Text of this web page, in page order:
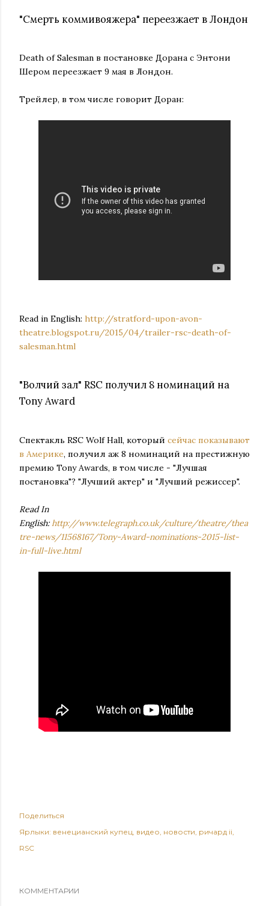
"Смерть коммивояжера" переезжает в Лондон
Death of Salesman в постановке Дорана с Энтони
Шером переезжает 9 мая в Лондон.
Трейлер, в том числе говорит Доран:
Read in English: http://stratford-upon-avon-
theatre.blogspot.ru/2015/04/trailer-rsc-death-of-
salesman.html
"Волчий зал" RSC получил 8 номинаций на
Tony Award
Спектакль RSC Wolf Hall, который сейчас показывают
в Америке, получил аж 8 номинаций на престижную
премию Tony Awards, в том числе - "Лучшая
постановка"? "Лучший актер" и "Лучший режиссер".
Read In
English:http://www.telegraph.co.uk/culture/theatre/thea
tre-news/11568167/Tony-Award-nominations-2015-list-
in-full-live.html
Поделиться
Ярлыки: венецианский купец видео новости ричард ii
RSC
КОММЕНТАРИИ